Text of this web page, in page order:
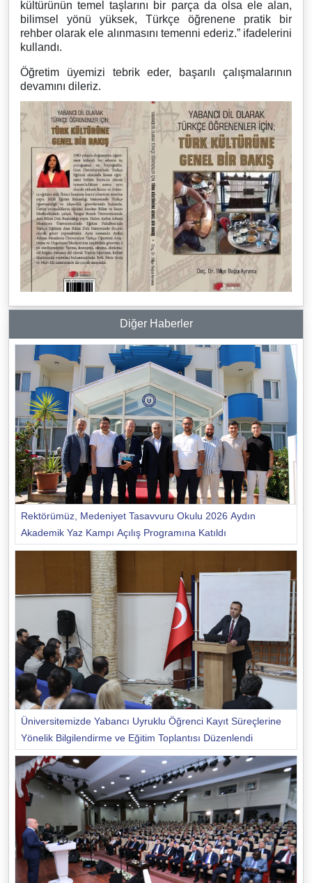
kültürünün temel taşlarını bir parça da olsa ele alan,
bilimsel yönü yüksek, Türkçe öğrenene pratik bir
rehber olarak ele alınmasını temenni ederiz.” ifadelerini
kullandı.
Öğretim üyemizi tebrik eder, başarılı çalışmalarının
devamını dileriz.
Diğer Haberler
Rektörümüz, Medeniyet Tasavvuru Okulu 2026 Aydın
Akademik Yaz Kampı Açılış Programına Katıldı
Üniversitemizde Yabancı Uyruklu Öğrenci Kayıt Süreçlerine
Yönelik Bilgilendirme ve Eğitim Toplantısı Düzenlendi